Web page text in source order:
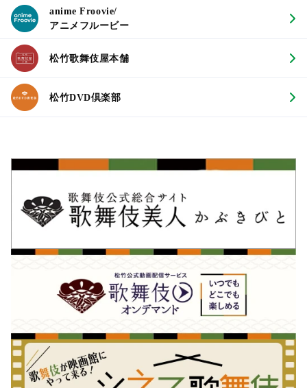
anime Froovie/
アニメフルービー
松竹歌舞伎屋本舗
松竹DVD倶楽部